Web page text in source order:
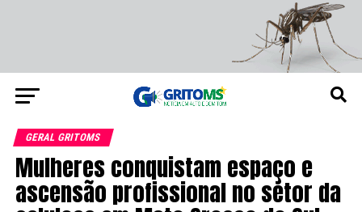
GERAL GRITOMS
Mulheres conquistam espaço e
ascensão profissional no setor da